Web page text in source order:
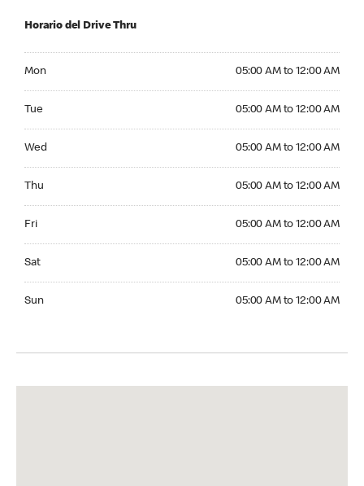
Horario del Drive Thru
Mon 05:00 AM to 12:00 AM
Tue 05:00 AM to 12:00 AM
Wed 05:00 AM to 12:00 AM
Thu 05:00 AM to 12:00 AM
Fri 05:00 AM to 12:00 AM
Sat 05:00 AM to 12:00 AM
Sun 05:00 AM to 12:00 AM